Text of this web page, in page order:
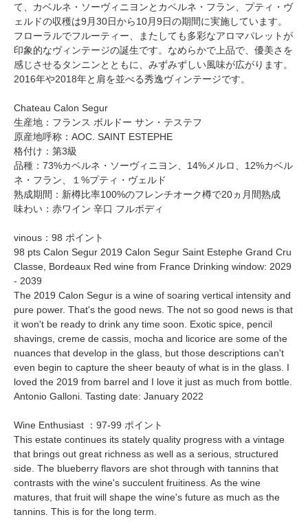
て、カベルネ・ソーヴィニヨンとカベルネ・フラン、プティ・ヴ
ェルドの収穫は9月30日から10月9日の期間に実施しています。
フローラルでフルーティー、またしても多彩なアロマパレットが
印象的なヴィンテージの誕生です。なめらかで上品で、優美さを
感じさせるタンニンとともに、みずみずしい風味が広がります。
2016年や2018年と肩を並べる秀逸ヴィンテージです。
Chateau Calon Segur
生産地：フランス ボルドー サン・テステフ
原産地呼称：AOC. SAINT ESTEPHE
格付け：第3級
品種：73%カベルネ・ソーヴィニヨン、14%メルロ、12%カベル
ネ・フラン、１%プティ・ヴェルド
熟成期間：新樽比率100%のフレンチオーク樽で20ヵ月間熟成
味わい：赤ワイン 辛口 フルボディ
vinous：98 ポイント
98 pts Calon Segur 2019 Calon Segur Saint Estephe Grand Cru
Classe, Bordeaux Red wine from France Drinking window: 2029
- 2039
The 2019 Calon Segur is a wine of soaring vertical intensity and
pure power. That's the good news. The not so good news is that
it won't be ready to drink any time soon. Exotic spice, pencil
shavings, creme de cassis, mocha and licorice are some of the
nuances that develop in the glass, but those descriptions can't
even begin to capture the sheer beauty of what is in the glass. I
loved the 2019 from barrel and I love it just as much from bottle.
Antonio Galloni. Tasting date: January 2022
Wine Enthusiast ：97-99 ポイント
This estate continues its stately quality progress with a vintage
that brings out great richness as well as a serious, structured
side. The blueberry flavors are shot through with tannins that
contrasts with the wine's succulent fruitiness. As the wine
matures, that fruit will shape the wine's future as much as the
tannins. This is for the long term.